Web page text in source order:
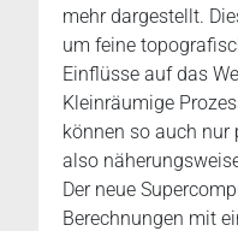
mehr dargestellt.
um feine
Einflüsse auf das
Kleinräumige
können so auch nur
also
Der neue
Berechnungen mit